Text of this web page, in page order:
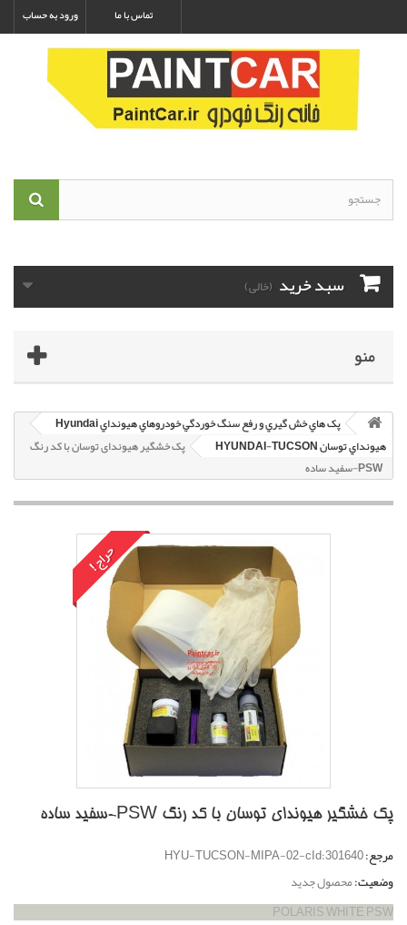
ورود به حساب تماس با ما
سبد خرید (خالی)
منو
پک هاي خش گيري و رفع سنگ خوردگي خودروهاي هيونداي Hyundai
هيونداي توسان HYUNDAI-TUCSON
پک خشگير هیوندای توسان با کد رنگ
PSW-سفيد ساده
حراج!
پک خشگير هیوندای توسان با کد رنگ PSW-سفيد ساده
مرجع:HYU-TUCSON-MIPA-02-cId:301640
وضعیت:محصول جدید
POLARIS WHITE PSW